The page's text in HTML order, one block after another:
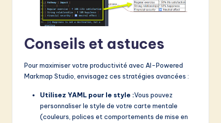
Conseils et astuces
Pour maximiser votre productivité avec AI-Powered
Markmap Studio, envisagez ces stratégies avancées :
Utilisez YAML pour le style :Vous pouvez
personnaliser le style de votre carte mentale
(couleurs, polices et comportements de mise en